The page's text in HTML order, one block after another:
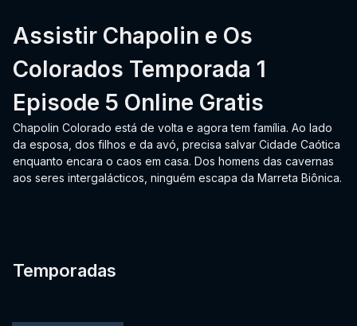
Assistir Chapolin e Os
Colorados Temporada 1
Episode 5 Online Gratis
Chapolin Colorado está de volta e agora tem família. Ao lado
da esposa, dos filhos e da avó, precisa salvar Cidade Caótica
enquanto encara o caos em casa. Dos homens das cavernas
aos seres intergalácticos, ninguém escapa da Marreta Biônica.
Temporadas